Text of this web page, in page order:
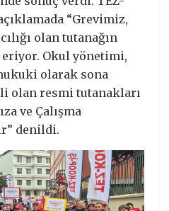
“Grevimiz,
olan tutanağın
eriyor. Okul yönetimi,
olarak sona
olan resmi tutanakları
ve Çalışma
denildi.